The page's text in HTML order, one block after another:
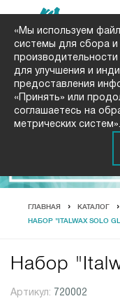
ГЛАВНАЯ КАТАЛОГ
НАБОР "ITALWAX SOLO
Набор
Артикул: 720002
«Мы используем
системы для сбора
для улучшения и
предоставления
«Принять» или
соглашаетесь на
метрических систем».